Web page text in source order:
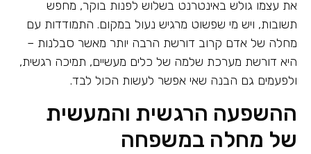
את עצמו גולש באינטרנט בשלוש לפנות בוקר, מחפש
תשובות, ויש מי שפשוט מרגיש נעול במקום. התמודדות עם
מחלה של אדם קרוב דורשת הרבה יותר מאשר סבלנות –
היא דורשת מערכת שלמה של כלים מעשיים, תמיכה רגשית,
ולפעמים גם הבנה שאי אפשר לעשות הכול לבד.
ההשפעה הרגשית והמעשית
של מחלה במשפחה